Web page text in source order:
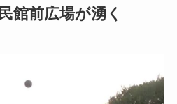
館前広場が湧く